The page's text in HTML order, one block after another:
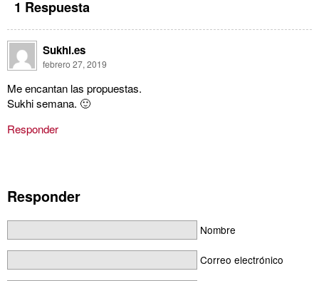
1 Respuesta
Sukhi.es
febrero 27, 2019
Me encantan las propuestas.
Sukhi semana. 🙂
Responder
Responder
Nombre
Correo electrónico